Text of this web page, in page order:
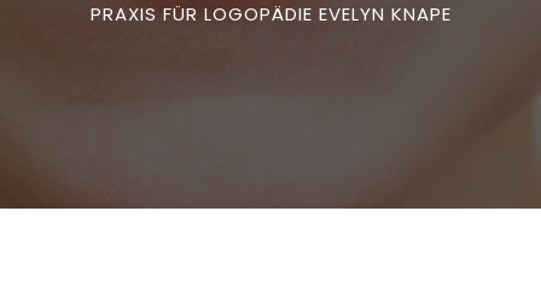
PRAXIS FÜR LOGOPÄDIE EVELYN KNAPE